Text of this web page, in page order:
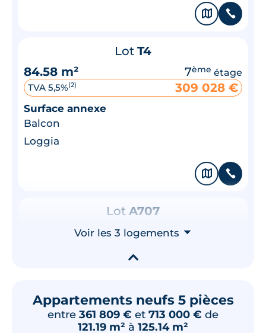
🗞 📞
Lot T4
84.58 m²
7ème étage
TVA 5,5%(2) 309 028 €
Surface annexe
Balcon
Loggia
🗞 📞
Lot A707
84.58 m²
7
🗞
Voir les 3 logements ⮟
▾
Appartements neufs 5 pièces
entre 361 809 € et 713 000 € de
121.19 m² à 125.14 m²